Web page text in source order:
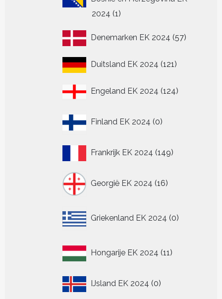
2024 11
Denemarken EK 2024 5757
Duitsland EK 2024 121121
Engeland EK 2024 124124
Finland EK 2024 0
producten
Frankrijk EK 2024 149149
Georgië EK 2024 16
producten
Griekenland EK 2024 0
producten
Hongarije EK 2024 11
producten
IJsland EK 2024 00